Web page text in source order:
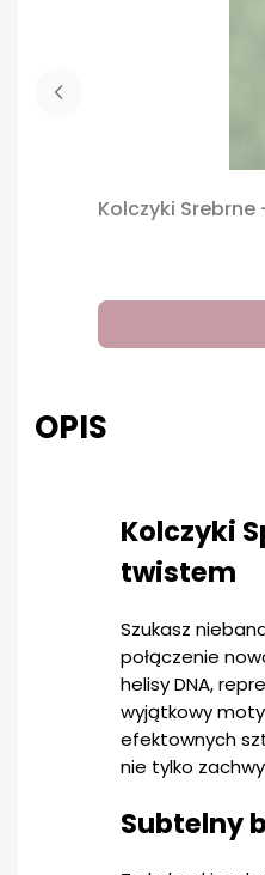
Kolczyki Srebrne -
OPIS
Kolczyki
twistem
Szukasz
połączenie
helisy DNA,
wyjątkowy
efektownych
nie tylko
Subtelny